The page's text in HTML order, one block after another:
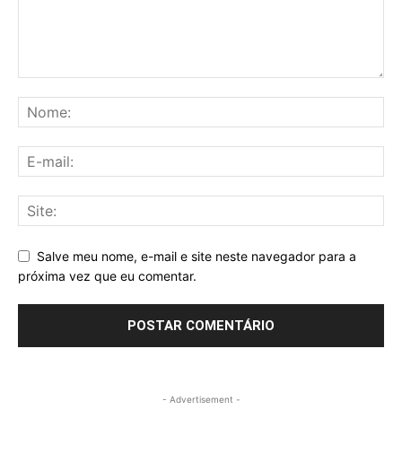
Salve meu nome, e-mail e site neste navegador para a
próxima vez que eu comentar.
- Advertisement -